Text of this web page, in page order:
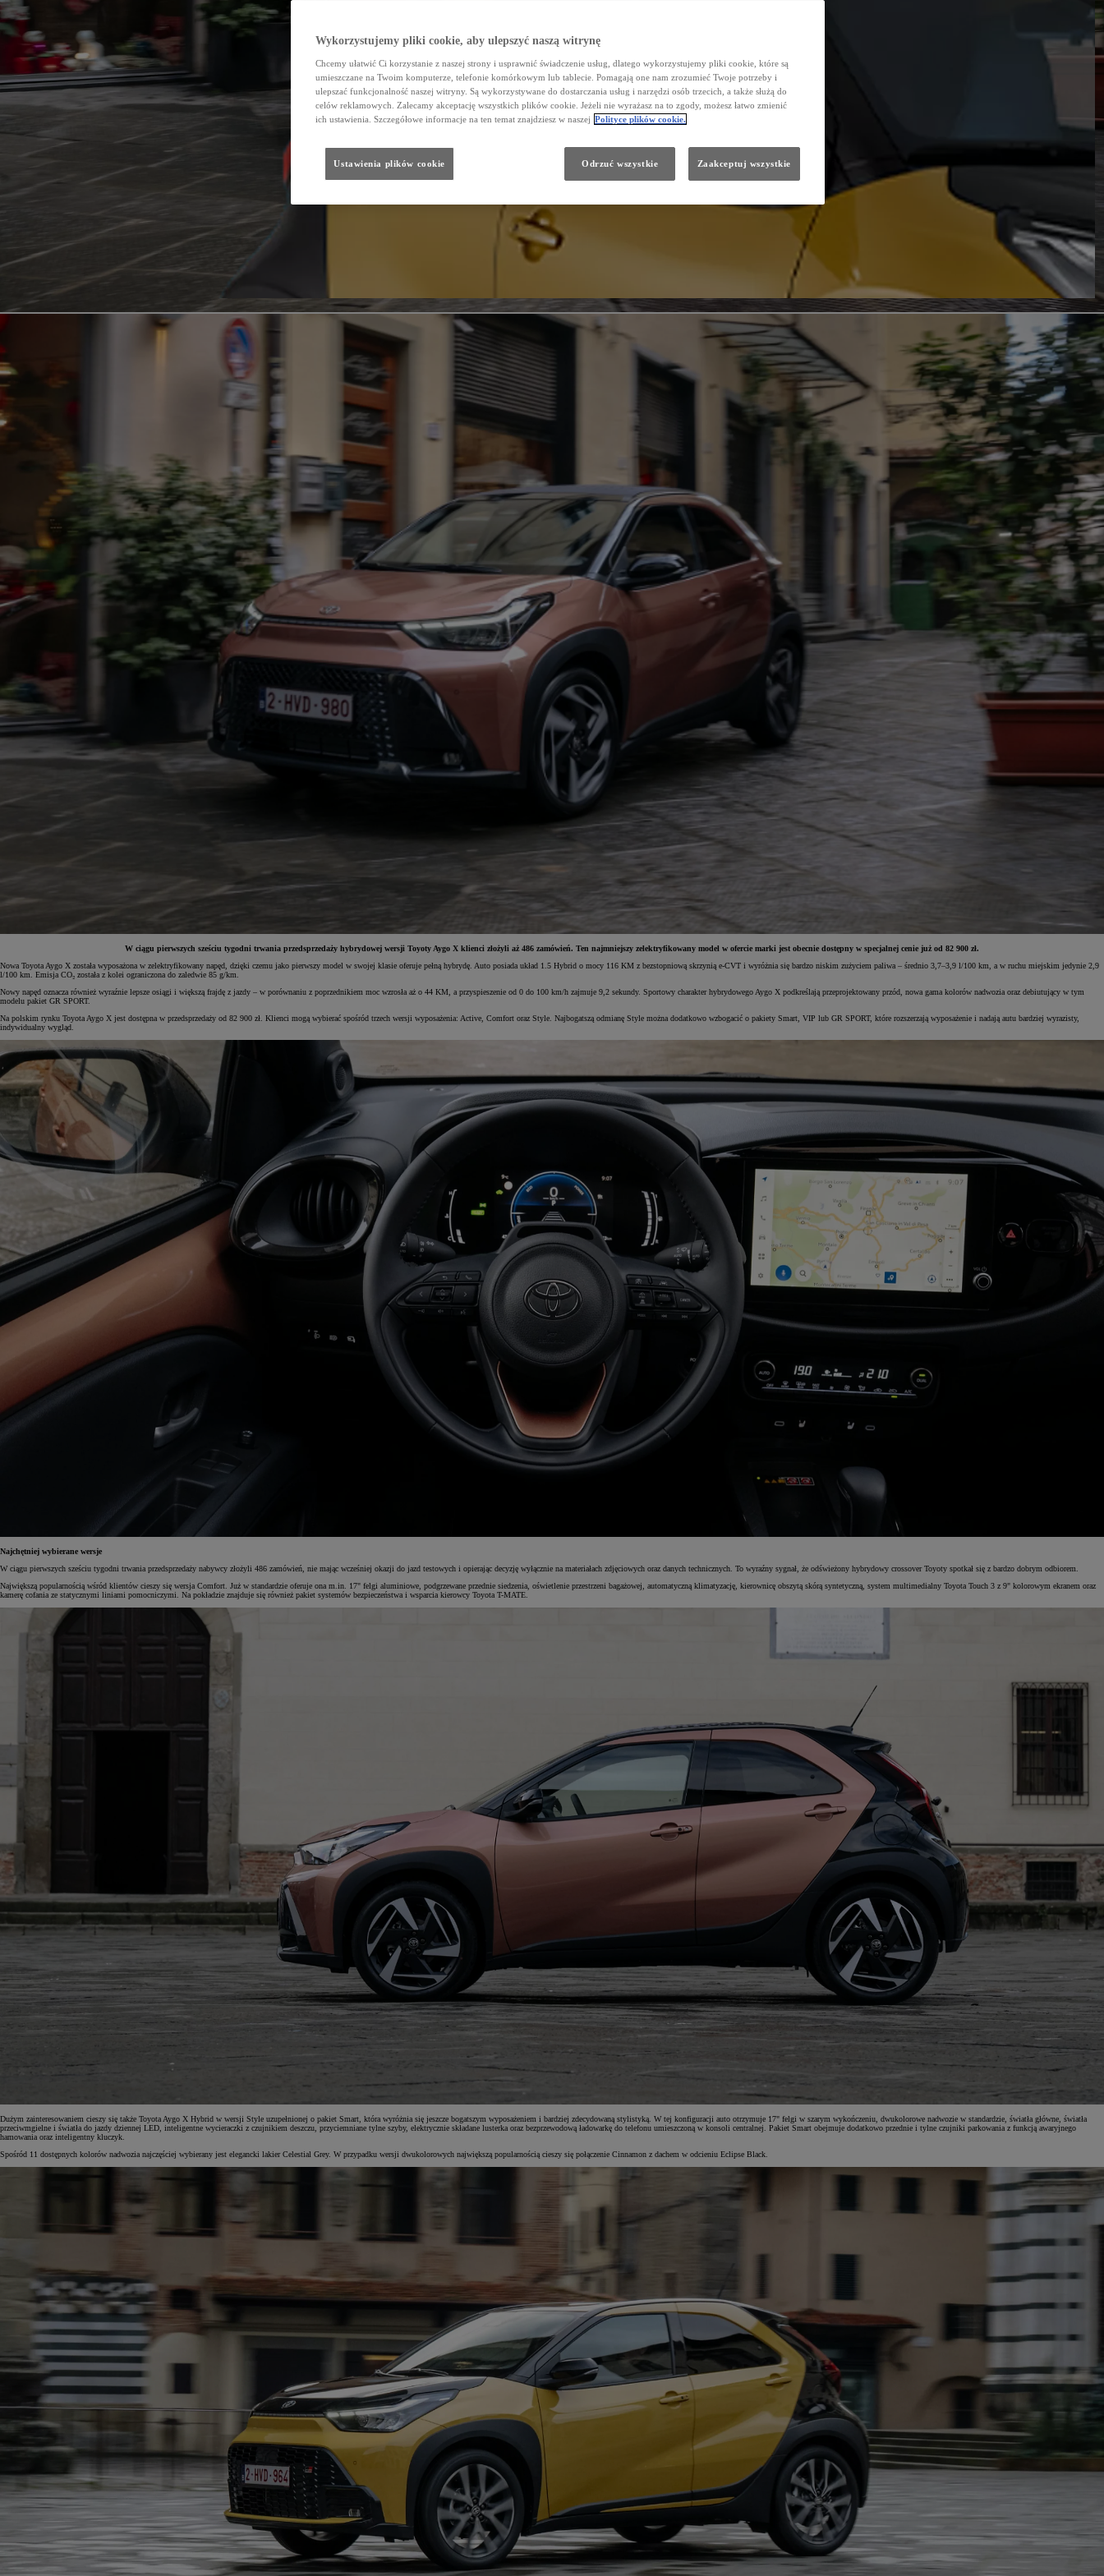
Od81 900 zł
Yaris Cross
HYBRID
Od
105 300 zł
Corolla Hatchback
HYBRID
W ciągu pierwszych sześciu tygodni trwania przedsprzedaży hybrydowej wersji Toyoty Aygo X klienci złożyli aż 486 zamówień. Ten najmniejszy zelektryfikowany model w ofercie marki jest obecnie dostępny w specjalnej cenie już od 82 900 zł.
Nowa Toyota Aygo X została wyposażona w zelektryfikowany napęd, dzięki czemu jako pierwszy model w swojej klasie oferuje pełną hybrydę. Auto posiada układ 1.5 Hybrid o mocy 116 KM z bezstopniową skrzynią e-CVT i wyróżnia się bardzo niskim zużyciem paliwa – średnio 3,7–3,9 l/100 km, a w ruchu miejskim jedynie 2,9
l/100 km. Emisja CO₂ została z kolei ograniczona do zaledwie 85 g/km.
Nowy napęd oznacza również wyraźnie lepsze osiągi i większą frajdę z jazdy – w porównaniu z poprzednikiem moc wzrosła aż o 44 KM, a przyspieszenie od 0 do 100 km/h zajmuje 9,2 sekundy. Sportowy charakter hybrydowego Aygo X podkreślają przeprojektowany przód, nowa gama kolorów nadwozia oraz debiutujący w tym
modelu pakiet GR SPORT.
Na polskim rynku Toyota Aygo X jest dostępna w przedsprzedaży od 82 900 zł. Klienci mogą wybierać spośród trzech wersji wyposażenia: Active, Comfort oraz Style. Najbogatszą odmianę Style można dodatkowo wzbogacić o pakiety Smart, VIP lub GR SPORT, które rozszerzają wyposażenie i nadają autu bardziej wyrazisty,
indywidualny wygląd.
Najchętniej wybierane wersje
W ciągu pierwszych sześciu tygodni trwania przedsprzedaży nabywcy złożyli 486 zamówień, nie mając wcześniej okazji do jazd testowych i opierając decyzję wyłącznie na materiałach zdjęciowych oraz danych technicznych. To wyraźny sygnał, że odświeżony hybrydowy crossover Toyoty spotkał się z bardzo dobrym odbiorem.
Największą popularnością wśród klientów cieszy się wersja Comfort. Już w standardzie oferuje ona m.in. 17" felgi aluminiowe, podgrzewane przednie siedzenia, oświetlenie przestrzeni bagażowej, automatyczną klimatyzację, kierownicę obszytą skórą syntetyczną, system multimedialny Toyota Touch 3 z 9" kolorowym ekranem oraz
kamerę cofania ze statycznymi liniami pomocniczymi. Na pokładzie znajduje się również pakiet systemów bezpieczeństwa i wsparcia kierowcy Toyota T-MATE.
Dużym zainteresowaniem cieszy się także Toyota Aygo X Hybrid w wersji Style uzupełnionej o pakiet Smart, która wyróżnia się jeszcze bogatszym wyposażeniem i bardziej zdecydowaną stylistyką. W tej konfiguracji auto otrzymuje 17" felgi w szarym wykończeniu, dwukolorowe nadwozie w standardzie, światła główne, światła
przeciwmgielne i światła do jazdy dziennej LED, inteligentne wycieraczki z czujnikiem deszczu, przyciemniane tylne szyby, elektrycznie składane lusterka oraz bezprzewodową ładowarkę do telefonu umieszczoną w konsoli centralnej. Pakiet Smart obejmuje dodatkowo przednie i tylne czujniki parkowania z funkcją awaryjnego
hamowania oraz inteligentny kluczyk.
Spośród 11 dostępnych kolorów nadwozia najczęściej wybierany jest elegancki lakier Celestial Grey. W przypadku wersji dwukolorowych największą popularnością cieszy się połączenie Cinnamon z dachem w odcieniu Eclipse Black.
Wykorzystujemy pliki cookie, aby ulepszyć naszą witrynę
Chcemy ułatwić Ci korzystanie z naszej strony i usprawnić świadczenie usług, dlatego wykorzystujemy pliki cookie, które są
umieszczane na Twoim komputerze, telefonie komórkowym lub tablecie. Pomagają one nam zrozumieć Twoje potrzeby i
ulepszać funkcjonalność naszej witryny. Są wykorzystywane do dostarczania usług i narzędzi osób trzecich, a także służą do
celów reklamowych. Zalecamy akceptację wszystkich plików cookie. Jeżeli nie wyrażasz na to zgody, możesz łatwo zmienić
ich ustawienia. Szczegółowe informacje na ten temat znajdziesz w naszej Polityce plików cookie.
Ustawienia plików cookie Odrzuć wszystkie Zaakceptuj wszystkie